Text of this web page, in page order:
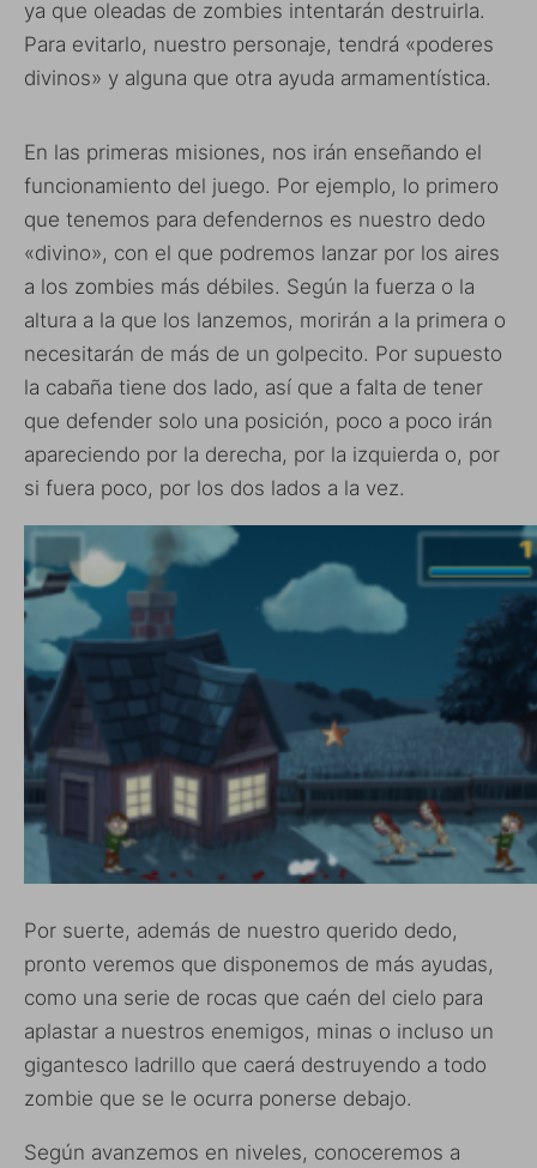
ya que oleadas de zombies intentarán destruirla.
Para evitarlo, nuestro personaje, tendrá «poderes
divinos» y alguna que otra ayuda armamentística.
En las primeras misiones, nos irán enseñando el
funcionamiento del juego. Por ejemplo, lo primero
que tenemos para defendernos es nuestro dedo
«divino», con el que podremos lanzar por los aires
a los zombies más débiles. Según la fuerza o la
altura a la que los lanzemos, morirán a la primera o
necesitarán de más de un golpecito. Por supuesto
la cabaña tiene dos lado, así que a falta de tener
que defender solo una posición, poco a poco irán
apareciendo por la derecha, por la izquierda o, por
si fuera poco, por los dos lados a la vez.
Por suerte, además de nuestro querido dedo,
pronto veremos que disponemos de más ayudas,
como una serie de rocas que caén del cielo para
aplastar a nuestros enemigos, minas o incluso un
gigantesco ladrillo que caerá destruyendo a todo
zombie que se le ocurra ponerse debajo.
Según avanzemos en niveles, conoceremos a